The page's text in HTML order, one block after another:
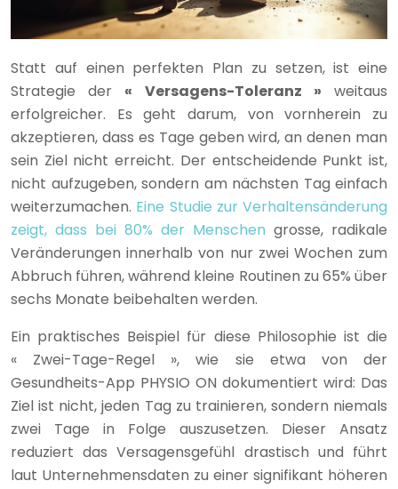
Statt auf einen perfekten Plan zu setzen, ist eine
Strategie der « Versagens-Toleranz » weitaus
erfolgreicher. Es geht darum, von vornherein zu
akzeptieren, dass es Tage geben wird, an denen man
sein Ziel nicht erreicht. Der entscheidende Punkt ist,
nicht aufzugeben, sondern am nächsten Tag einfach
weiterzumachen. Eine Studie zur Verhaltensänderung
zeigt, dass bei 80% der Menschen grosse, radikale
Veränderungen innerhalb von nur zwei Wochen zum
Abbruch führen, während kleine Routinen zu 65% über
sechs Monate beibehalten werden.
Ein praktisches Beispiel für diese Philosophie ist die
« Zwei-Tage-Regel », wie sie etwa von der
Gesundheits-App PHYSIO ON dokumentiert wird: Das
Ziel ist nicht, jeden Tag zu trainieren, sondern niemals
zwei Tage in Folge auszusetzen. Dieser Ansatz
reduziert das Versagensgefühl drastisch und führt
laut Unternehmensdaten zu einer signifikant höheren